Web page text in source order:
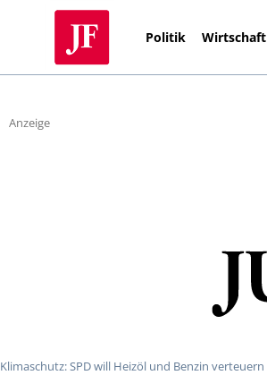
Politik Wirtschaft
Anzeige
Klimaschutz: SPD will Heizöl und Benzin verteuern